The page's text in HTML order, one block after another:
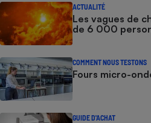
ACTUALITÉ
Les vagues de
de 6 000
COMMENT NOUS TESTONS
Fours micro-
GUIDE D'ACHAT